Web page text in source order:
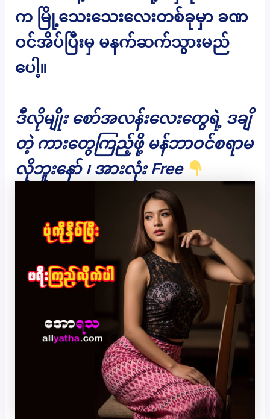
က မြို့သေးသေးလေးတစ်ခုမှာ ခဏ
ဝင်အိပ်ပြီးမှ မနက်ဆက်သွားမည်
ပေါ့။
ဒီလိုမျိုး စော်အလန်းလေးတွေရဲ့ ဒချိ
တဲ့ ကားတွေကြည့်ဖို့ မန်ဘာဝင်စရာမ
လိုဘူးနော် ၊ အားလုံး Free